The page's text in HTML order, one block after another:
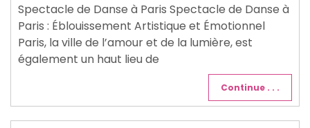
Spectacle de Danse à Paris Spectacle de Danse à
Paris : Éblouissement Artistique et Émotionnel
Paris, la ville de l’amour et de la lumière, est
également un haut lieu de
Continue . . .